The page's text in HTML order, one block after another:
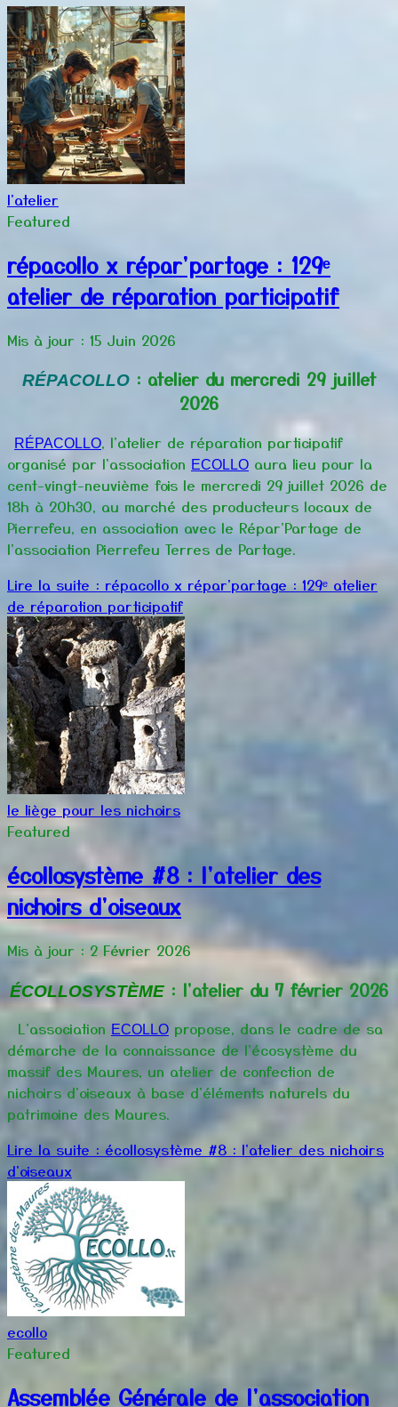
l'atelier
Featured
répacollo x répar'partage : 129ᵉ
atelier de réparation participatif
Mis à jour : 15 Juin 2026
RÉPACOLLO: atelier du mercredi 29 juillet
2026
RÉPACOLLO, l'atelier de réparation participatif
organisé par l'association ECOLLO aura lieu pour la
cent-vingt-neuvième fois le mercredi 29 juillet 2026 de
18h à 20h30, au marché des producteurs locaux de
Pierrefeu, en association avec le Répar'Partage de
l'association Pierrefeu Terres de Partage.
Lire la suite : répacollo x répar'partage : 129ᵉ atelier
de réparation participatif
le liège pour les nichoirs
Featured
écollosystème #8 : l'atelier des
nichoirs d'oiseaux
Mis à jour : 2 Février 2026
ÉCOLLOSYSTÈME : l'atelier du 7 février 2026
L'association ECOLLO propose, dans le cadre de sa
démarche de la connaissance de l'écosystème du
massif des Maures, un atelier de confection de
nichoirs d'oiseaux à base d'éléments naturels du
patrimoine des Maures.
Lire la suite : écollosystème #8 : l'atelier des nichoirs
d'oiseaux
ecollo
Featured
Assemblée Générale de l'association